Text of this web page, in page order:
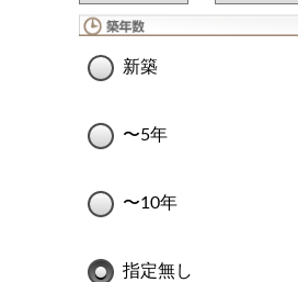
新築
〜5年
〜10年
指定無し